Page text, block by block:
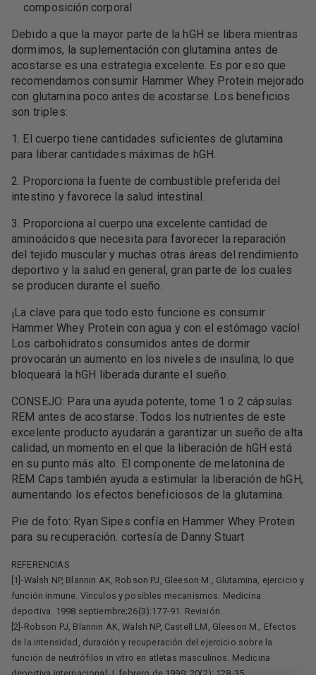
composición corporal
Debido a que la mayor parte de la hGH se libera mientras
dormimos, la suplementación con glutamina antes de
acostarse es una estrategia excelente. Es por eso que
recomendamos consumir Hammer Whey Protein mejorado
con glutamina poco antes de acostarse. Los beneficios
son triples:
1. El cuerpo tiene cantidades suficientes de glutamina
para liberar cantidades máximas de hGH.
2. Proporciona la fuente de combustible preferida del
intestino y favorece la salud intestinal.
3. Proporciona al cuerpo una excelente cantidad de
aminoácidos que necesita para favorecer la reparación
del tejido muscular y muchas otras áreas del rendimiento
deportivo y la salud en general, gran parte de los cuales
se producen durante el sueño.
¡La clave para que todo esto funcione es consumir
Hammer Whey Protein con agua y con el estómago vacío!
Los carbohidratos consumidos antes de dormir
provocarán un aumento en los niveles de insulina, lo que
bloqueará la hGH liberada durante el sueño.
CONSEJO: Para una ayuda potente, tome 1 o 2 cápsulas
REM antes de acostarse. Todos los nutrientes de este
excelente producto ayudarán a garantizar un sueño de alta
calidad, un momento en el que la liberación de hGH está
en su punto más alto. El componente de melatonina de
REM Caps también ayuda a estimular la liberación de hGH,
aumentando los efectos beneficiosos de la glutamina.
Pie de foto: Ryan Sipes confía en Hammer Whey Protein
para su recuperación. cortesía de Danny Stuart
REFERENCIAS
[1]-Walsh NP, Blannin AK, Robson PJ, Gleeson M., Glutamina, ejercicio y
función inmune. Vínculos y posibles mecanismos. Medicina
deportiva. 1998 septiembre;26(3):177-91. Revisión.
[2]-Robson PJ, Blannin AK, Walsh NP, Castell LM, Gleeson M., Efectos
de la intensidad, duración y recuperación del ejercicio sobre la
función de neutrófilos in vitro en atletas masculinos. Medicina